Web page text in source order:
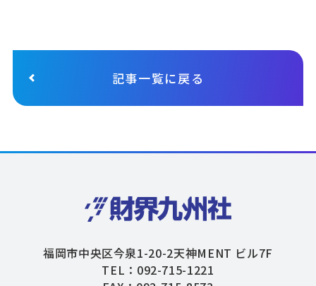
記事一覧に戻る
福岡市中央区今泉1-20-2天神MENT ビル7F
TEL：092-715-1221